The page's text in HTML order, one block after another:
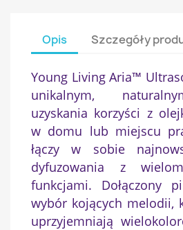
Opis Szczegóły
Young Living Aria™
unikalnym,
uzyskania korzyści z
w domu lub miejscu
łączy w sobie
dyfuzowania z
funkcjami. Dołączony
wybór kojących melodii,
uprzyjemniają